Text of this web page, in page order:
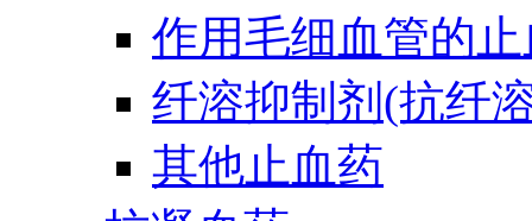
作用毛细血管的
纤溶抑制剂(抗纤
其他止血药